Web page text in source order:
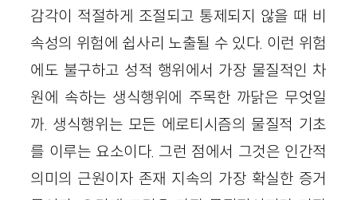
감각이 적절하게 조절되고 통제되지 않을 때 비
속성의 위험에 쉽사리 노출될 수 있다. 이런 위험
에도 불구하고 성적 행위에서 가장 물질적인 차
원에 속하는 생식행위에 주목한 까닭은 무엇일
까. 생식행위는 모든 에로티시즘의 물질적 기초
를 이루는 요소이다. 그런 점에서 그것은 인간적
의미의 근원이자 존재 지속의 가장 확실한 증거